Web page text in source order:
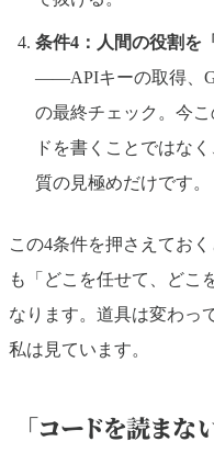
条件4：人間の役割を
——APIキーの取得、
の最終チェック。今
ドを書くことではな
質の見極めだけです。
この4条件を押さえてお
も「どこを任せて、どこ
なります。道具は変わっ
私は見ています。
「コードを読まな